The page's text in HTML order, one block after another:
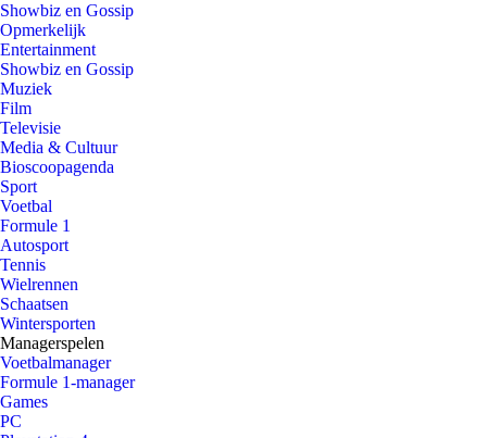
Showbiz en Gossip
Opmerkelijk
Entertainment
Showbiz en Gossip
Muziek
Film
Televisie
Media & Cultuur
Bioscoopagenda
Sport
Voetbal
Formule 1
Autosport
Tennis
Wielrennen
Schaatsen
Wintersporten
Managerspelen
Voetbalmanager
Formule 1-manager
Games
PC